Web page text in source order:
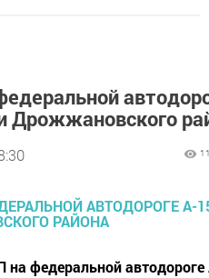
Дрожжановского
на федеральной